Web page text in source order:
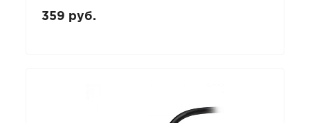
359 руб.